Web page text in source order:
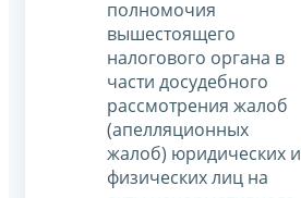
полномочия
вышестоящего
налогового органа в
части досудебного
рассмотрения жалоб
(апелляционных
жалоб) юридических и
физических лиц на